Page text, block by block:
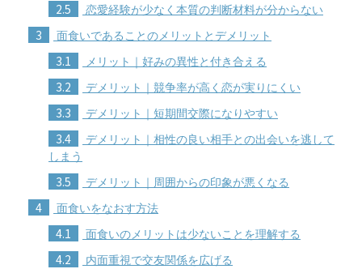
2.5 恋愛経験が少なく本質の判断材料が分からない
3 面食いであることのメリットとデメリット
3.1 メリット｜好みの異性と付き合える
3.2 デメリット｜競争率が高く恋が実りにくい
3.3 デメリット｜短期間交際になりやすい
3.4
デメリット｜相性の良い相手との出会いを逃して
しまう
3.5 デメリット｜周囲からの印象が悪くなる
4 面食いをなおす方法
4.1 面食いのメリットは少ないことを理解する
4.2 内面重視で交友関係を広げる